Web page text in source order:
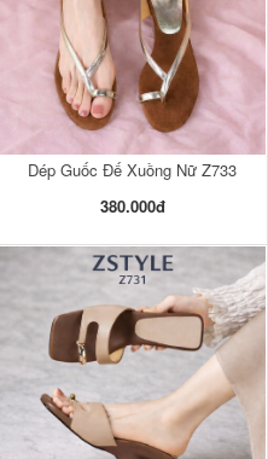
Dép Guốc Đế Xuồng Nữ Z733
380.000đ